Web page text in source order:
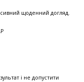
щоденний догляд.
і не допустити